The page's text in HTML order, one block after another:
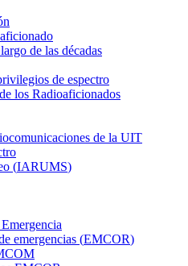
de las décadas
de espectro
los Radioaficionados
de la UIT
(IARUMS)
emergencias (EMCOR)